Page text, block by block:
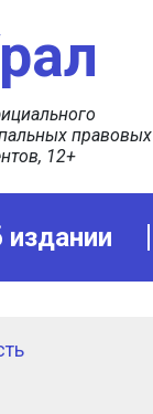
правовых
12+
издании